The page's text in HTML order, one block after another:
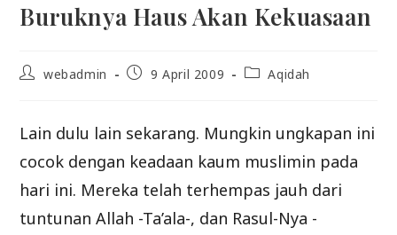
Buruknya Haus Akan Kekuasaan
Postwebadmin
Post9 April 2009
PostAqidah
Lain dulu lain sekarang. Mungkin ungkapan ini
cocok dengan keadaan kaum muslimin pada
hari ini. Mereka telah terhempas jauh dari
tuntunan Allah -Ta’ala-, dan Rasul-Nya -